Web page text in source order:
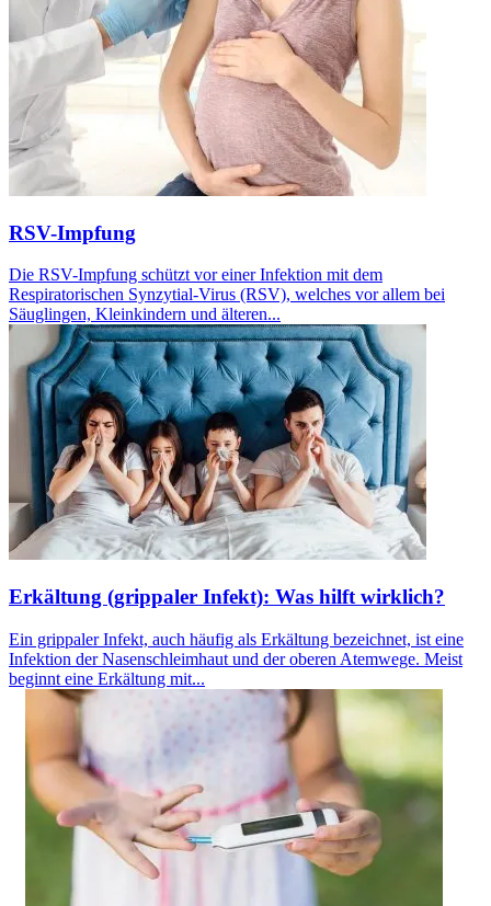
RSV-Impfung
Die RSV-Impfung schützt vor einer Infektion mit dem
Respiratorischen Synzytial-Virus (RSV), welches vor allem bei
Säuglingen, Kleinkindern und älteren...
Erkältung (grippaler Infekt): Was hilft wirklich?
Ein grippaler Infekt, auch häufig als Erkältung bezeichnet, ist eine
Infektion der Nasenschleimhaut und der oberen Atemwege. Meist
beginnt eine Erkältung mit...